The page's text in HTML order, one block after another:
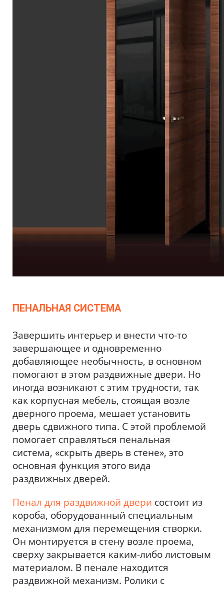
ПЕНАЛЬНАЯ СИСТЕМА
Завершить интерьер и внести что-то
завершающее и одновременно
добавляющее необычность, в основном
помогают в этом раздвижные двери. Но
иногда возникают с этим трудности, так
как корпусная мебель, стоящая возле
дверного проема, мешает установить
дверь сдвижного типа. С этой проблемой
помогает справляться пенальная
система, «скрыть дверь в стене», это
основная функция этого вида
раздвижных дверей.
Пенал для раздвижной двери состоит из
короба, оборудованный специальным
механизмом для перемещения створки.
Он монтируется в стену возле проема,
сверху закрывается каким-либо листовым
материалом. В пенале находится
раздвижной механизм. Ролики с